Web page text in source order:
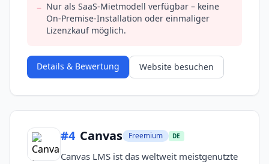
− Nur als SaaS-Mietmodell verfügbar – keine
On-Premise-Installation oder einmaliger
Lizenzkauf möglich.
Details & Bewertung Website besuchen
#4 Canvas Freemium DE
Canvas LMS ist das weltweit meistgenutzte